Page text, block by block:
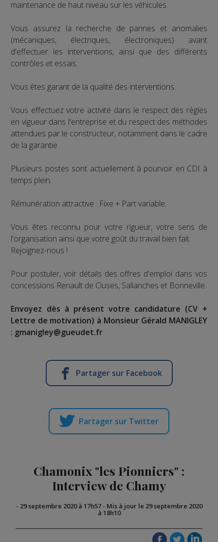
maintenance de haut niveau sur les véhicules.
Vous assurez la recherche de pannes et anomalies
(mécaniques, électriques, électroniques) avant
d'effectuer les interventions, ainsi que des différents
contrôles et essais.
Vous êtes garant de la qualité des interventions.
Vous effectuez votre activité dans le respect des règles
en vigueur dans l'entreprise et du respect des méthodes
attendues par le constructeur, notamment dans le cadre
de la garantie.
Plusieurs postes sont actuellement à pourvoir en CDI à
temps plein.
Rémunération attractive : Fixe + Part variable.
Vous êtes reconnu pour votre rigueur, votre sens de
l'organisation ainsi que votre goût du travail bien fait.
Rejoignez-nous !
Pour postuler, voir détails des offres d'emploi dans vos
concessions Renault de Cluses, Sallanches et Bonneville.
Envoyez dès à présent votre candidature (CV +
Lettre de motivation) à Monsieur Gérald MANIGLEY
: gmanigley@gueudet.fr
Partager sur Facebook
Partager sur Twitter
Chamonix "les Pionniers" :
Interview de Chamy
- 29 septembre 2020 à 17h57- Mis à jour le 29 septembre 2020
à 18h10